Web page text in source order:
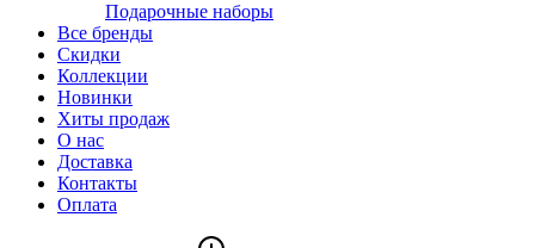
Подарочные наборы
Все бренды
Скидки
Коллекции
Новинки
Хиты продаж
О нас
Доставка
Контакты
Оплата